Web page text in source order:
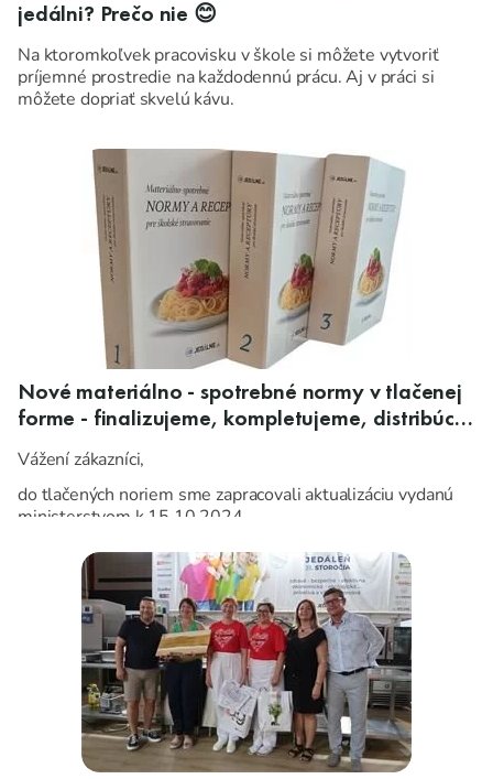
jedálni? Prečo nie 😊
Na ktoromkoľvek pracovisku v škole si môžete vytvoriť
príjemné prostredie na každodennú prácu. Aj v práci si
môžete dopriať skvelú kávu.
Nové materiálno - spotrebné normy v tlačenej
forme - finalizujeme, kompletujeme, distribúcia
už čoskoro.
Vážení zákazníci,
do tlačených noriem sme zapracovali aktualizáciu vydanú
ministerstvom k 15.10.2024.
Teraz všetko finalizujeme, kompletujeme, distribúcia už
čoskoro.
A ak ste si normy ešte neobjednali, už nečakajte, niektoré
varianty budúonedlhovypredané.